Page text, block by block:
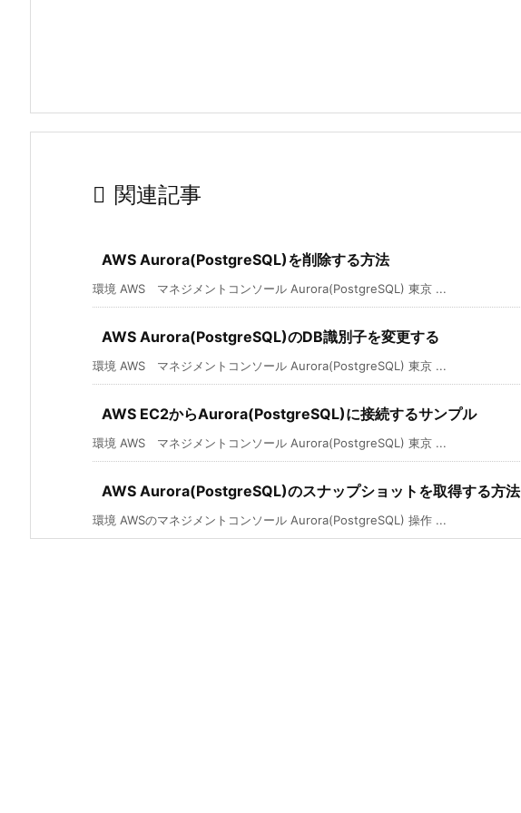
 関連記事
AWS Aurora(PostgreSQL)を削除する方法
環境 AWS マネジメントコンソール Aurora(PostgreSQL) 東京 ...
AWS Aurora(PostgreSQL)のDB識別子を変更する
環境 AWS マネジメントコンソール Aurora(PostgreSQL) 東京 ...
AWS EC2からAurora(PostgreSQL)に接続するサンプル
環境 AWS マネジメントコンソール Aurora(PostgreSQL) 東京 ...
AWS Aurora(PostgreSQL)のスナップショットを取得する方法
環境 AWSのマネジメントコンソール Aurora(PostgreSQL) 操作 ...